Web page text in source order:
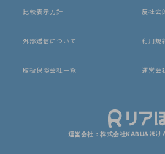
比較表示方針 反社会
外部送信について 利用規
取扱保険会社一覧 運営会
運営会社：株式会社KABU&ほけ